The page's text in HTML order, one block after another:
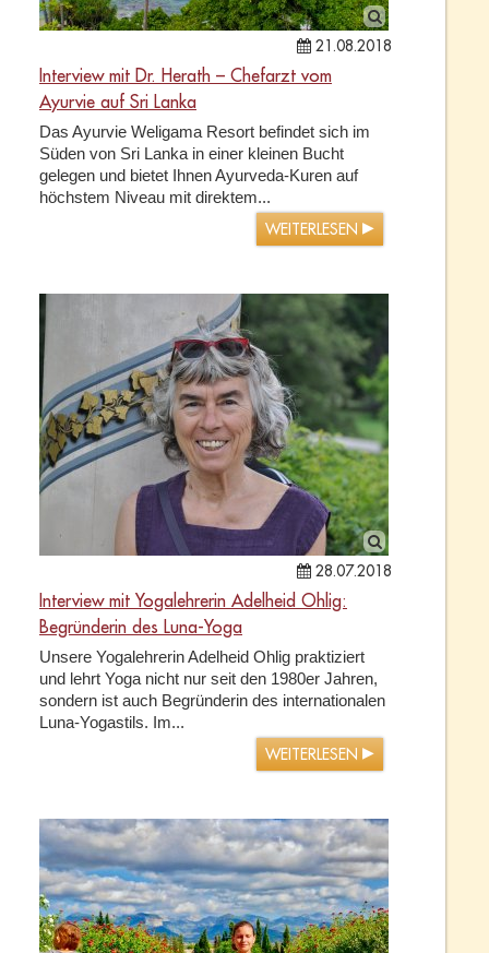
21.08.2018
Interview mit Dr. Herath – Chefarzt vom
Ayurvie auf Sri Lanka
Das Ayurvie Weligama Resort befindet sich im
Süden von Sri Lanka in einer kleinen Bucht
gelegen und bietet Ihnen Ayurveda-Kuren auf
höchstem Niveau mit direktem...
WEITERLESEN
28.07.2018
Interview mit Yogalehrerin Adelheid Ohlig:
Begründerin des Luna-Yoga
Unsere Yogalehrerin Adelheid Ohlig praktiziert
und lehrt Yoga nicht nur seit den 1980er Jahren,
sondern ist auch Begründerin des internationalen
Luna-Yogastils. Im...
WEITERLESEN